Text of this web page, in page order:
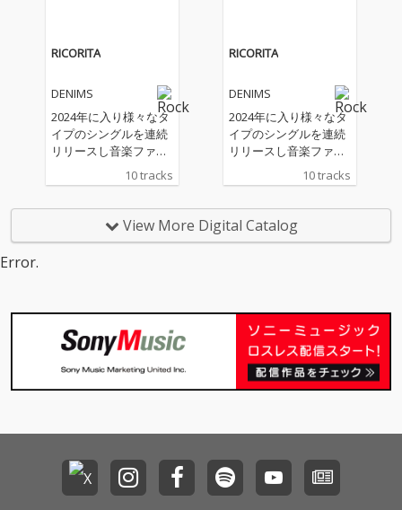
RICORITA
DENIMS
2024年に入り様々なタ
イプのシングルを連続
リリースし音楽ファン
をワクワクさせてきた
DENIMS。そんな彼ら
アルバムリリースのニ
ュースが届いた!アルバ
10 tracks
RICORITA
DENIMS
2024年に入り様々なタ
イプのシングルを連続
リリースし音楽ファン
をワクワクさせてきた
DENIMS。そんな彼ら
アルバムリリースのニ
ュースが届いた!アルバ
10 tracks
View More Digital Catalog
Error.